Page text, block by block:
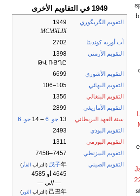
1949 في التقاويم الأخرى
التقويم الگريگوري
1949
MCMXLIX
آب أوربه كونديتا
2702
التقويم الأرمني
1398
ԹՎ ՌՅՂԸ
التقويم الآشوري
6699
التقويم البهائي
105–106
التقويم البنغالي
1356
التقويم الأمازيغي
2899
سنة العهد البريطاني
13 جو. 6 – 14
جو. 6
التقويم البوذي
2493
التقويم البورمي
1311
التقويم البيزنطي
7457–7458
التقويم الصيني
戊子年 (التراب الفأر )
4645 أو 4585
— إلى —
己丑年 (التراب الثور )